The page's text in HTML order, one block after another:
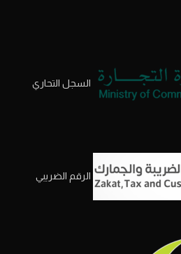
السجل التحاري
الرقم الضريبي